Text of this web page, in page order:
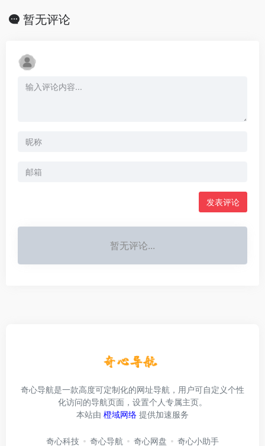
暂无评论
发表评论
暂无评论...
奇心导航是一款高度可定制化的网址导航，用户可自定义个性
化访问的导航页面，设置个人专属主页。
本站由 橙域网络 提供加速服务
奇心科技 奇心导航 奇心网盘 奇心小助手